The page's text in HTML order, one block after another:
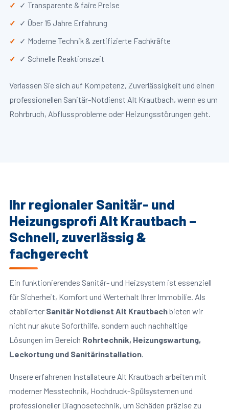
✓ Transparente & faire Preise
✓ Über 15 Jahre Erfahrung
✓ Moderne Technik & zertifizierte Fachkräfte
✓ Schnelle Reaktionszeit
Verlassen Sie sich auf Kompetenz, Zuverlässigkeit und einen
professionellen Sanitär-Notdienst Alt Krautbach, wenn es um
Rohrbruch, Abflussprobleme oder Heizungsstörungen geht.
Ihr regionaler Sanitär- und
Heizungsprofi Alt Krautbach –
Schnell, zuverlässig &
fachgerecht
Ein funktionierendes Sanitär- und Heizsystem ist essenziell
für Sicherheit, Komfort und Werterhalt Ihrer Immobilie. Als
etablierter Sanitär Notdienst Alt Krautbachbieten wir
nicht nur akute Soforthilfe, sondern auch nachhaltige
Lösungen im Bereich Rohrtechnik, Heizungswartung,
Leckortung und Sanitärinstallation.
Unsere erfahrenen Installateure Alt Krautbach arbeiten mit
moderner Messtechnik, Hochdruck-Spülsystemen und
professioneller Diagnosetechnik, um Schäden präzise zu